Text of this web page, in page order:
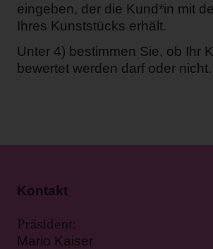
eingeben, der die Kund*in mit
Ihres Kunststücks erhält.
Unter 4) bestimmen Sie, ob Ihr
bewertet werden darf oder nicht.
Kontakt
Präsident:
Mario Kaiser